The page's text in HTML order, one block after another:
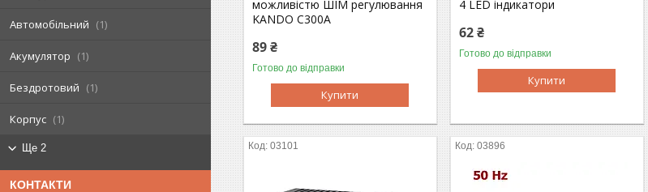
Автомобільний 1
Акумулятор 1
Бездротовий 1
Корпус 1
Ще 2
КОНТАКТИ
можливістю ШІМ регулювання
KANDO C300A
89 ₴
Готово до відправки
Купити
4 LED індикатори
62 ₴
Готово до відправки
Купити
03101 03896